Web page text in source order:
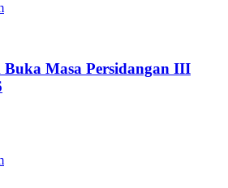
Masa Persidangan III